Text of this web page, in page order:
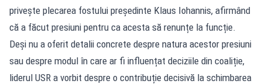
privește plecarea fostului președinte Klaus Iohannis, afirmând
că a făcut presiuni pentru ca acesta să renunțe la funcție.
Deși nu a oferit detalii concrete despre natura acestor presiuni
sau despre modul în care ar fi influențat deciziile din coaliție,
liderul USR a vorbit despre o contribuție decisivă la schimbarea